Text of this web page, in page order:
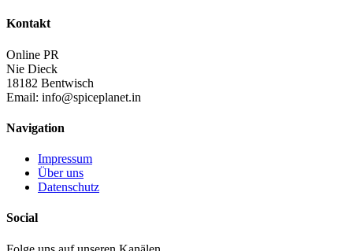
Kontakt
Online PR
Nie Dieck
18182 Bentwisch
Email: info@spiceplanet.in
Navigation
Impressum
Über uns
Datenschutz
Social